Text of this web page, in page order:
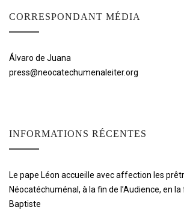
CORRESPONDANT MÉDIA
Álvaro de Juana
press@neocatechumenaleiter.org
INFORMATIONS RÉCENTES
Le pape Léon accueille avec affection les
Néocatéchuménal, à la fin de l’Audience, en
Baptiste